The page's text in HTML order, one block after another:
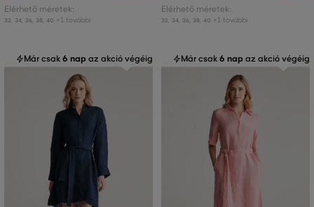
Elérhető méretek:
32 34 36 38 40 +1 további
Elérhető méretek:
32 34 36 38 40 +1 további
Már csak6 nap az akció végéig Már csak6 nap az akció végéig